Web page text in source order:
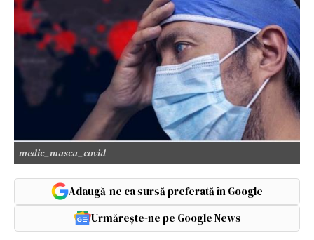
medic_masca_covid
Adaugă-ne ca sursă preferată în Google
Urmărește-ne pe Google News